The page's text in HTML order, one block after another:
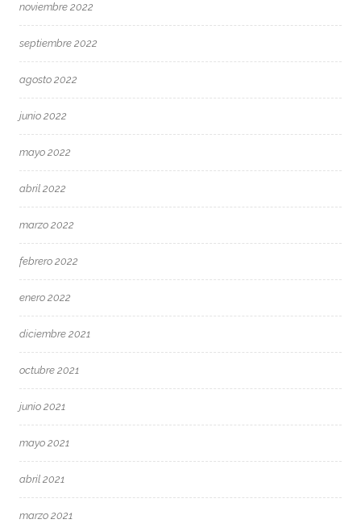
noviembre 2022
septiembre 2022
agosto 2022
junio 2022
mayo 2022
abril 2022
marzo 2022
febrero 2022
enero 2022
diciembre 2021
octubre 2021
junio 2021
mayo 2021
abril 2021
marzo 2021